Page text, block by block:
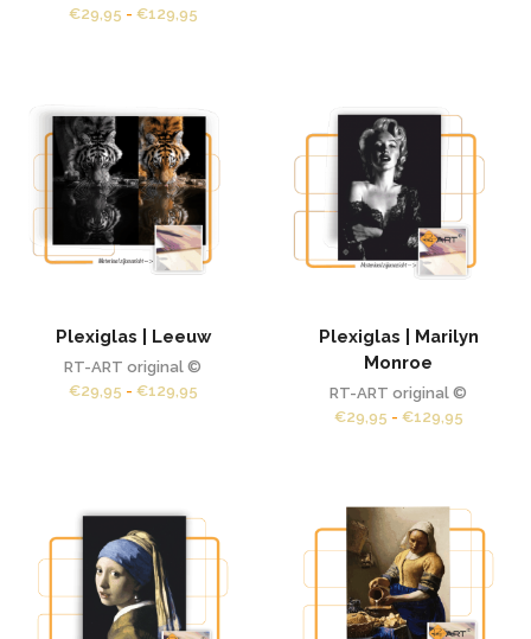
€29,95 - €129,95Prijsklasse:
Plexiglas | Leeuw
RT-ART original ©
€29,95 - €129,95Prijsklasse:
Plexiglas | Marilyn
Monroe
RT-ART original ©
€29,95 - €129,95